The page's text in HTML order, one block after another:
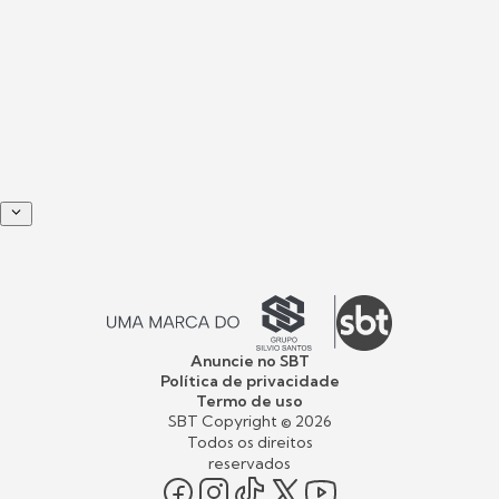
Anuncie no SBT
Política de privacidade
Termo de uso
SBT Copyright © 2026
Todos os direitos
reservados